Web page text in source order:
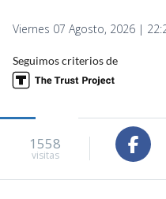
Viernes 07 Agosto, 2026 |
Seguimos criterios de
1558
visitas